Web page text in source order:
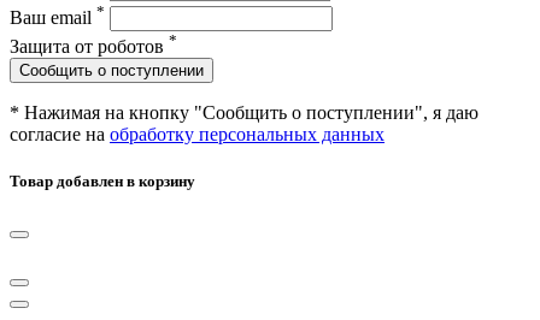
Ваш email *
Защита от роботов *
Сообщить о поступлении
* Нажимая на кнопку "Сообщить о поступлении", я даю
согласие на обработку персональных данных
Товар добавлен в корзину